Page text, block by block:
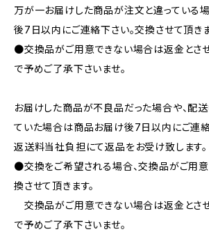
万が一お届けした商品が注文と違っている
後7日以内にご連絡下さい。交換させて頂きま
●交換品がご用意できない場合は返金とさ
で予めご了承下さいませ。
お届けした商品が不良品だった場合や、配
ていた場合は商品お届け後7日以内にご連絡
返送料当社負担にて返品をお受け致します。
●交換をご希望される場合、交換品がご用
換させて頂きます。
交換品がご用意できない場合は返金とさ
で予めご了承下さいませ。